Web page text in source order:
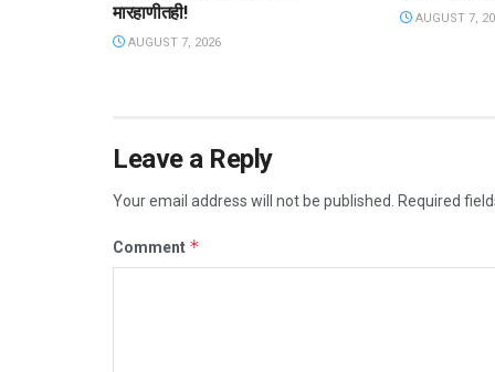
मारहाणीतही!
AUGUST 7, 2026
AUGUST 7,
Leave a Reply
Your email address will not be published. Required
Comment *